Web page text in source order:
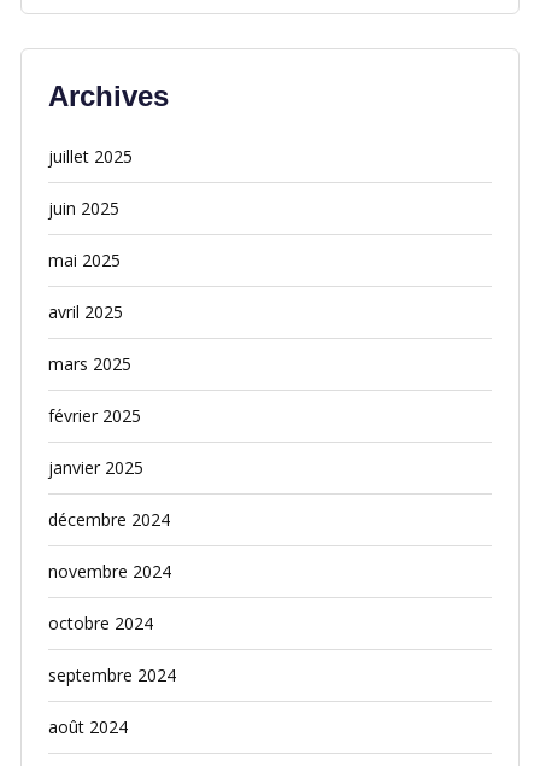
Archives
juillet 2025
juin 2025
mai 2025
avril 2025
mars 2025
février 2025
janvier 2025
décembre 2024
novembre 2024
octobre 2024
septembre 2024
août 2024